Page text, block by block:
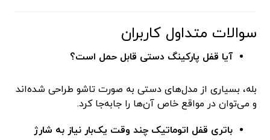
سوالات متداول کاربران
آیا قفل پارکینگ دستی قابل حمل است؟
بله، بسیاری از مدل‌های دستی به صورت تاشو طراحی شده‌اند
و می‌توان در مواقع خاص آن‌ها را جابه‌جا کرد.
باتری قفل اتوماتیک چند وقت یک‌بار نیاز به شارژ